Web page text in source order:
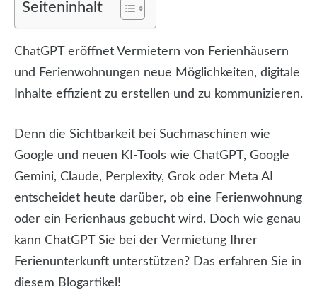
Seiteninhalt
ChatGPT eröffnet Vermietern von Ferienhäusern
und Ferienwohnungen neue Möglichkeiten, digitale
Inhalte effizient zu erstellen und zu kommunizieren.
Denn die Sichtbarkeit bei Suchmaschinen wie
Google und neuen KI-Tools wie ChatGPT, Google
Gemini, Claude, Perplexity, Grok oder Meta AI
entscheidet heute darüber, ob eine Ferienwohnung
oder ein Ferienhaus gebucht wird. Doch wie genau
kann ChatGPT Sie bei der Vermietung Ihrer
Ferienunterkunft unterstützen? Das erfahren Sie in
diesem Blogartikel!